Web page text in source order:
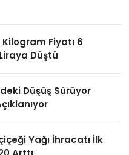
Fiyatı 6
Düştü
Düşüş Sürüyor
Yağı İhracatı İlk